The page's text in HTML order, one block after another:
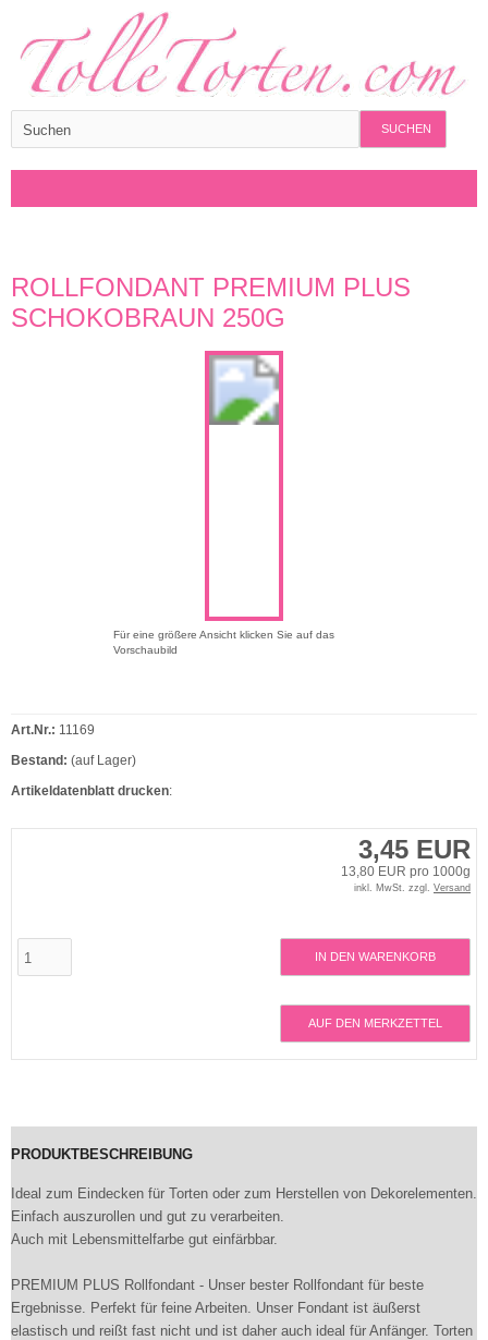
SUCHEN
ROLLFONDANT PREMIUM PLUS
SCHOKOBRAUN 250G
Für eine größere Ansicht klicken Sie auf das
Vorschaubild
3,45 EUR
13,80 EUR pro 1000g
inkl. MwSt. zzgl. Versand
IN DEN WARENKORB
AUF DEN MERKZETTEL
Art.Nr.: 11169
Bestand: (auf Lager)
Artikeldatenblatt drucken:
PRODUKTBESCHREIBUNG
Ideal zum Eindecken für Torten oder zum Herstellen von Dekorelementen.
Einfach auszurollen und gut zu verarbeiten.
Auch mit Lebensmittelfarbe gut einfärbbar.
PREMIUM PLUS Rollfondant - Unser bester Rollfondant für beste
Ergebnisse. Perfekt für feine Arbeiten. Unser Fondant ist äußerst
elastisch und reißt fast nicht und ist daher auch ideal für Anfänger. Torten